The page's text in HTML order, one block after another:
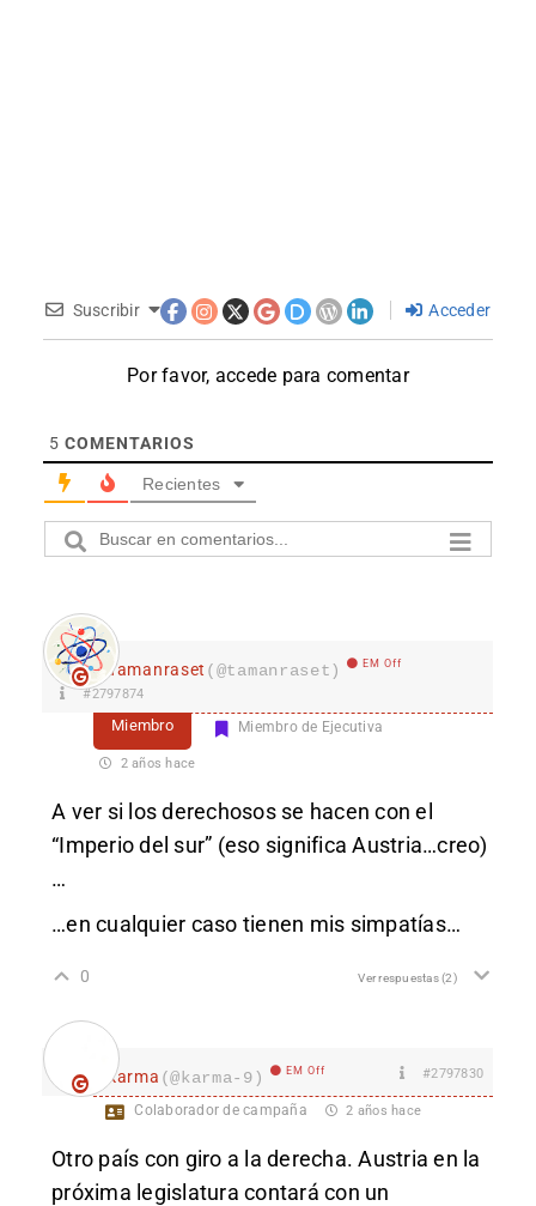
Suscribir Acceder
Por favor, accede para comentar
5 COMENTARIOS
Recientes
Tamanraset (@tamanraset) EM Off
#2797874
Miembro Miembro de Ejecutiva
2 años hace
A ver si los derechosos se hacen con el
“Imperio del sur” (eso significa Austria…creo)
…
…en cualquier caso tienen mis simpatías…
0 Ver respuestas(2)
karma (@karma-9) EM Off #2797830
Colaborador de campaña 2 años hace
Otro país con giro a la derecha. Austria en la
próxima legislatura contará con un